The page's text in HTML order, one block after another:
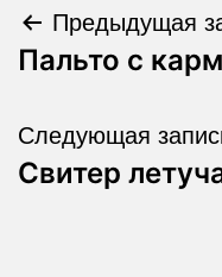
по
записям
Предыдущая
Пальто с
Следующая
Свитер